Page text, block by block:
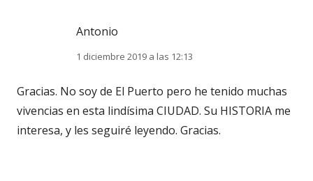
Antonio
1 diciembre 2019 a las 12:13
Gracias. No soy de El Puerto pero he tenido muchas
vivencias en esta lindísima CIUDAD. Su HISTORIA me
interesa, y les seguiré leyendo. Gracias.